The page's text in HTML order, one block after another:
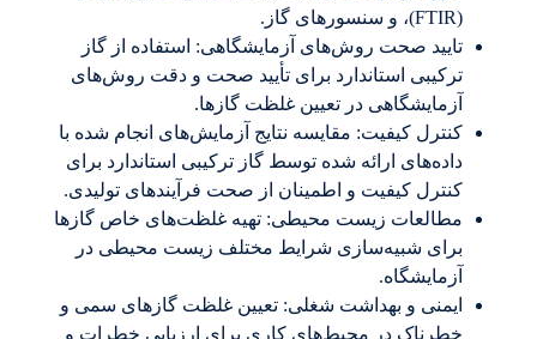
(FTIR)، و سنسورهای گاز.
تایید صحت روش‌های آزمایشگاهی: استفاده از گاز
ترکیبی استاندارد برای تأیید صحت و دقت روش‌های
آزمایشگاهی در تعیین غلظت گازها.
کنترل کیفیت: مقایسه نتایج آزمایش‌های انجام شده با
داده‌های ارائه شده توسط گاز ترکیبی استاندارد برای
کنترل کیفیت و اطمینان از صحت فرآیندهای تولیدی.
مطالعات زیست محیطی: تهیه غلظت‌های خاص گازها
برای شبیه‌سازی شرایط مختلف زیست محیطی در
آزمایشگاه.
ایمنی و بهداشت شغلی: تعیین غلظت گازهای سمی و
خطرناک در محیط‌های کاری برای ارزیابی خطرات و